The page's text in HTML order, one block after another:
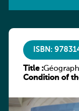
ISBN:
Title :
Praxis
Condition of